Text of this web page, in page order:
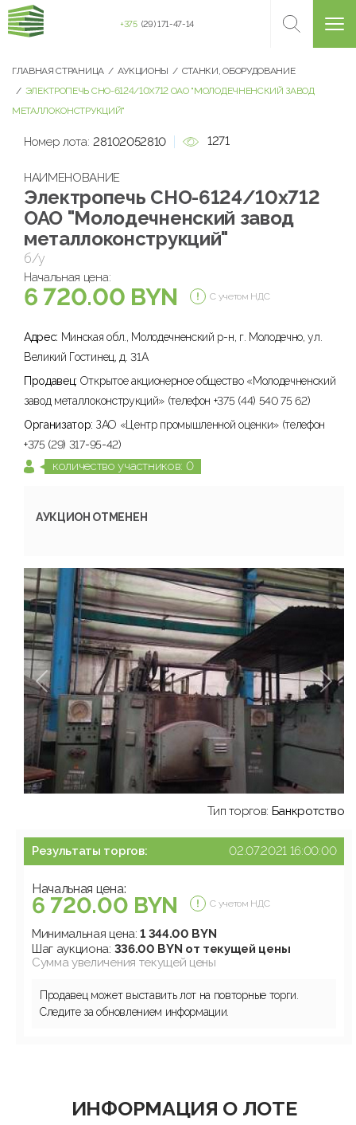
+375 (29) 171-47-14
ГЛАВНАЯ СТРАНИЦА АУКЦИОНЫ
СТАНКИ, ОБОРУДОВАНИЕ
ЭЛЕКТРОПЕЧЬ СНО-6124/10Х712 ОАО "МОЛОДЕЧНЕНСКИЙ ЗАВОД
МЕТАЛЛОКОНСТРУКЦИЙ"
Номер лота: 28102052810 1271
НАИМЕНОВАНИЕ
Электропечь СНО-6124/10х712
ОАО "Молодечненский завод
металлоконструкций"
б/у
Начальная цена:
6 720.00 BYN С учетом НДС
Адрес: Минская обл., Молодечненский р-н, г. Молодечно, ул.
Великий Гостинец, д. 31А
Продавец: Открытое акционерное общество «Молодечненский
завод металлоконструкций» (телефон +375 (44) 540 75 62)
Организатор: ЗАО «Центр промышленной оценки» (телефон
+375 (29) 317-95-42)
количество участников: 0
АУКЦИОН ОТМЕНЕН
Тип торгов: Банкротство
Результаты торгов: 02.07.2021 16:00:00
Начальная цена:
6 720.00 BYN С учетом НДС
Минимальная цена:1 344.00 BYN
Шаг аукциона: 336.00 BYN от текущей цены
Сумма увеличения текущей цены
Продавец может выставить лот на повторные торги.
Следите за обновлением информации.
ИНФОРМАЦИЯ О ЛОТЕ